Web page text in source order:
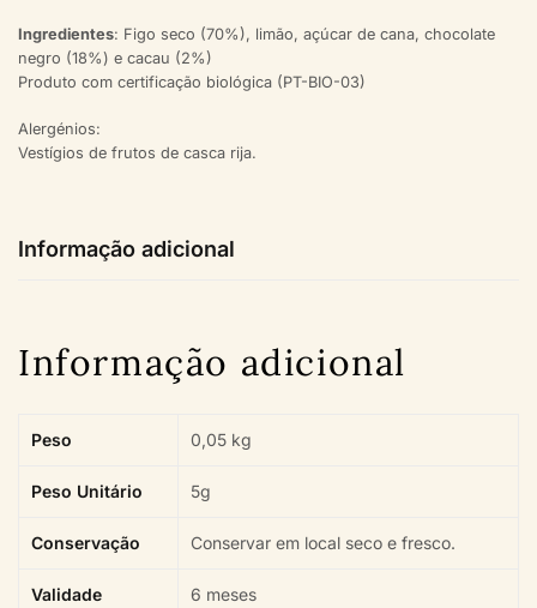
Ingredientes: Figo seco (70%), limão, açúcar de cana, chocolate
negro (18%) e cacau (2%)
Produto com certificação biológica (PT-BIO-03)
Alergénios:
Vestígios de frutos de casca rija.
Informação adicional
Informação adicional
Peso 0,05 kg
Peso Unitário 5g
Conservação Conservar em local seco e fresco.
Validade 6 meses